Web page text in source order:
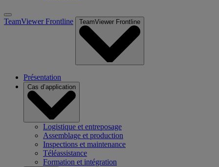
TeamViewer Frontline TeamViewer Frontline
Présentation
Cas d’application
Logistique et entreposage
Assemblage et production
Inspections et maintenance
Téléassistance
Formation et intégration